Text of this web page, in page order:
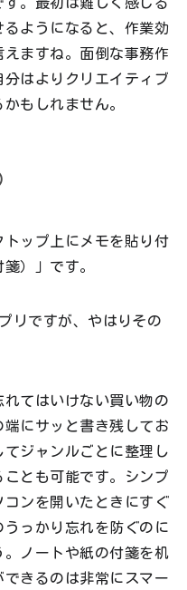
ようになると、作業効
ますね。面倒な事務作
はよりクリエイティブ
もしれません。
ップ上にメモを貼り付
）」です。
リですが、やはりその
てはいけない買い物の
にサッと書き残してお
ジャンルごとに整理し
とも可能です。シンプ
ンを開いたときにすぐ
っかり忘れを防ぐのに
ノートや紙の付箋を机
きるのは非常にスマー